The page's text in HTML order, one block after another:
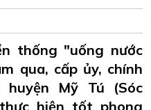
thống "uống nước
qua, cấp ủy, chính
Mỹ Tú (Sóc
hiện tốt phong